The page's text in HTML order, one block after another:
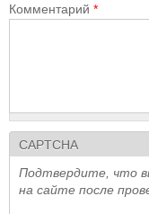
Комментарий *
CAPTCHA
Подтвердите, что
на сайте после